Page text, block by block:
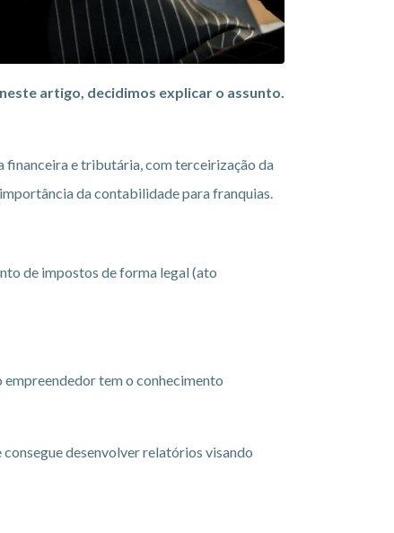
artigo, decidimos explicar o assunto.
financeira e tributária, com terceirização da
da contabilidade para franquias.
de impostos de forma legal (ato
empreendedor tem o conhecimento
desenvolver relatórios visando